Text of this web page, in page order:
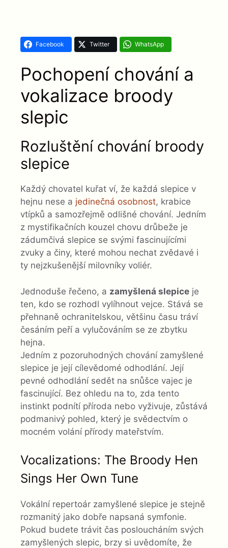
Facebook Twitter WhatsApp
Pochopení chování a
vokalizace broody
slepic
Rozluštění chování broody
slepice
Každý chovatel kuřat ví, že každá slepice v
hejnu nese a jedinečná osobnost, krabice
vtípků a samozřejmě odlišné chování. Jedním
z mystifikačních kouzel chovu drůbeže je
zádumčivá slepice se svými fascinujícími
zvuky a činy, které mohou nechat zvědavé i
ty nejzkušenější milovníky voliér.
Jednoduše řečeno, a zamyšlená slepice je
ten, kdo se rozhodl vylíhnout vejce. Stává se
přehnaně ochranitelskou, většinu času tráví
česáním peří a vylučováním se ze zbytku
hejna.
Jedním z pozoruhodných chování zamyšlené
slepice je její cílevědomé odhodlání. Její
pevné odhodlání sedět na snůšce vajec je
fascinující. Bez ohledu na to, zda tento
instinkt podnítí příroda nebo vyživuje, zůstává
podmanivý pohled, který je svědectvím o
mocném volání přírody mateřstvím.
Vocalizations: The Broody Hen
Sings Her Own Tune
Vokální repertoár zamyšlené slepice je stejně
rozmanitý jako dobře napsaná symfonie.
Pokud budete trávit čas posloucháním svých
zamyšlených slepic, brzy si uvědomíte, že